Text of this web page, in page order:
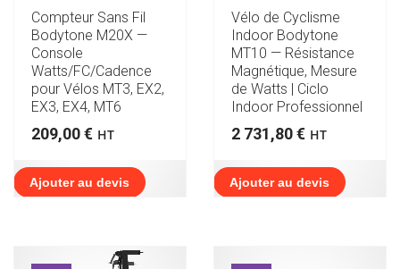
Compteur Sans Fil
Bodytone M20X —
Console
Watts/FC/Cadence
pour Vélos MT3, EX2,
EX3, EX4, MT6
209,00€ HT
Ajouter au devis
Vélo de Cyclisme
Indoor Bodytone
MT10 — Résistance
Magnétique, Mesure
de Watts | Ciclo
Indoor Professionnel
2 731,80€ HT
Ajouter au devis